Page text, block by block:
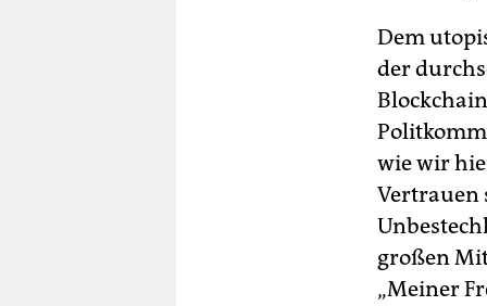
Dem
der
wie wir
Vertrauen
großen
„Meiner